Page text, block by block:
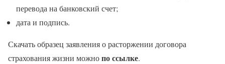
перевода на банковский счет;
дата и подпись.
Скачать образец заявления о расторжении договора
страхования жизни можнопо ссылке.